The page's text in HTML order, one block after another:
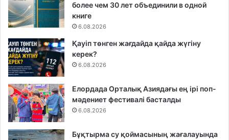
более чем 30 лет объединили в одной
книге
6.08.2026
Қауіп төнген жағдайда қайда жүгіну
керек?
6.08.2026
Елордада Орталық Азиядағы ең ірі поп-
мәдениет фестивалі басталды
6.08.2026
Бұқтырма су қоймасының жағалауында